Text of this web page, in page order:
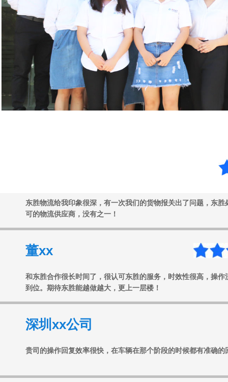
可的物流供应商，没有之一！
到位。期待东胜能越做越大，更上一层楼！